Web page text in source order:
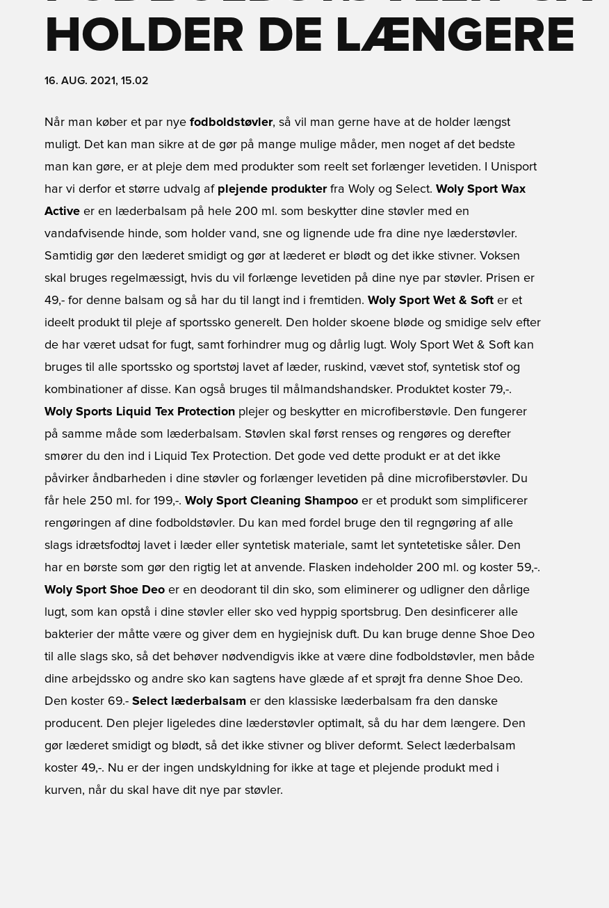
HOLDER DE LÆNGERE
16. AUG. 2021, 15.02
Når man køber et par nye fodboldstøvler, så vil man gerne have at de holder længst
muligt. Det kan man sikre at de gør på mange mulige måder, men noget af det bedste
man kan gøre, er at pleje dem med produkter som reelt set forlænger levetiden. I Unisport
har vi derfor et større udvalg af plejende produkterfra Woly og Select. Woly Sport Wax
Active er en læderbalsam på hele 200 ml. som beskytter dine støvler med en
vandafvisende hinde, som holder vand, sne og lignende ude fra dine nye læderstøvler.
Samtidig gør den læderet smidigt og gør at læderet er blødt og det ikke stivner. Voksen
skal bruges regelmæssigt, hvis du vil forlænge levetiden på dine nye par støvler. Prisen er
49,- for denne balsam og så har du til langt ind i fremtiden. Woly Sport Wet & Soft er et
ideelt produkt til pleje af sportssko generelt. Den holder skoene bløde og smidige selv efter
de har været udsat for fugt, samt forhindrer mug og dårlig lugt. Woly Sport Wet & Soft kan
bruges til alle sportssko og sportstøj lavet af læder, ruskind, vævet stof, syntetisk stof og
kombinationer af disse. Kan også bruges til målmandshandsker. Produktet koster 79,-.
Woly Sports Liquid Tex Protection plejer og beskytter en microfiberstøvle. Den fungerer
på samme måde som læderbalsam. Støvlen skal først renses og rengøres og derefter
smører du den ind i Liquid Tex Protection. Det gode ved dette produkt er at det ikke
påvirker åndbarheden i dine støvler og forlænger levetiden på dine microfiberstøvler. Du
får hele 250 ml. for 199,-. Woly Sport Cleaning Shampoo er et produkt som simplificerer
rengøringen af dine fodboldstøvler. Du kan med fordel bruge den til regngøring af alle
slags idrætsfodtøj lavet i læder eller syntetisk materiale, samt let syntetetiske såler. Den
har en børste som gør den rigtig let at anvende. Flasken indeholder 200 ml. og koster 59,-.
Woly Sport Shoe Deo er en deodorant til din sko, som eliminerer og udligner den dårlige
lugt, som kan opstå i dine støvler eller sko ved hyppig sportsbrug. Den desinficerer alle
bakterier der måtte være og giver dem en hygiejnisk duft. Du kan bruge denne Shoe Deo
til alle slags sko, så det behøver nødvendigvis ikke at være dine fodboldstøvler, men både
dine arbejdssko og andre sko kan sagtens have glæde af et sprøjt fra denne Shoe Deo.
Den koster 69.- Select læderbalsam er den klassiske læderbalsam fra den danske
producent. Den plejer ligeledes dine læderstøvler optimalt, så du har dem længere. Den
gør læderet smidigt og blødt, så det ikke stivner og bliver deformt. Select læderbalsam
koster 49,-. Nu er der ingen undskyldning for ikke at tage et plejende produkt med i
kurven, når du skal have dit nye par støvler.